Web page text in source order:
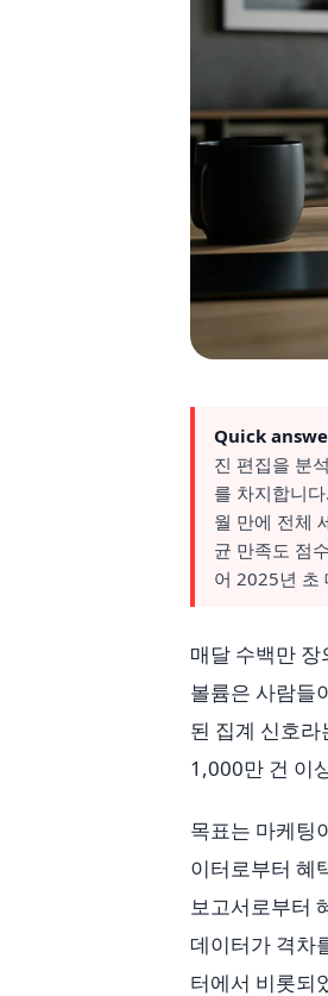
Quick
진 편집을 분
를 차지합니
월 만에 전체
균 만족도 점
어 2025년 초
매달 수백만
볼륨은 사람들
된 집계 신호
1,000만 건 이
목표는 마케팅
이터로부터 혜
보고서로부터
데이터가 격차
터에서 비롯되